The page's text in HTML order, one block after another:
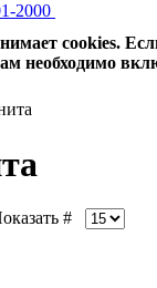
2000
cookies.
необходимо
#